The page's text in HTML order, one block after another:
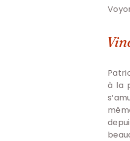
à la